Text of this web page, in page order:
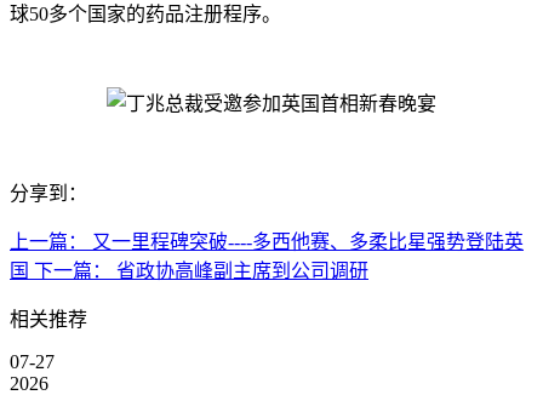
球50多个国家的药品注册程序。
分享到：
上一篇：
又一里程碑突破----多西他赛、多柔比星强势登陆英
国 下一篇： 省政协高峰副主席到公司调研
相关推荐
07-27
2026